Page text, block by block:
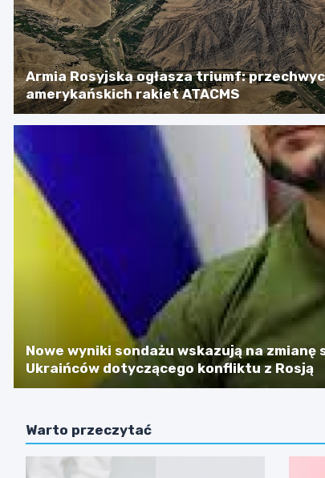
Armia Rosyjska ogłasza triumf:
amerykańskich rakiet ATACMS
Nowe wyniki sondażu wskazują na zmianę
Ukraińców dotyczącego konfliktu z Rosją
Warto przeczytać